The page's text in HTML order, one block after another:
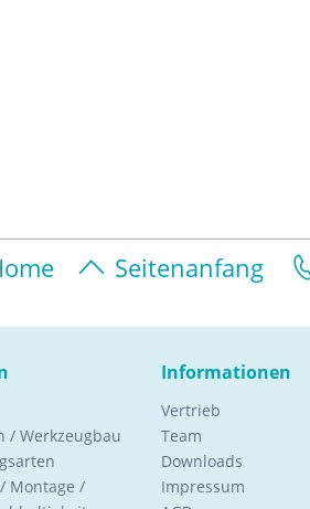
Seitenanfang
/ Werkzeugbau
Montage /
Informationen
Vertrieb
Team
Downloads
Impressum